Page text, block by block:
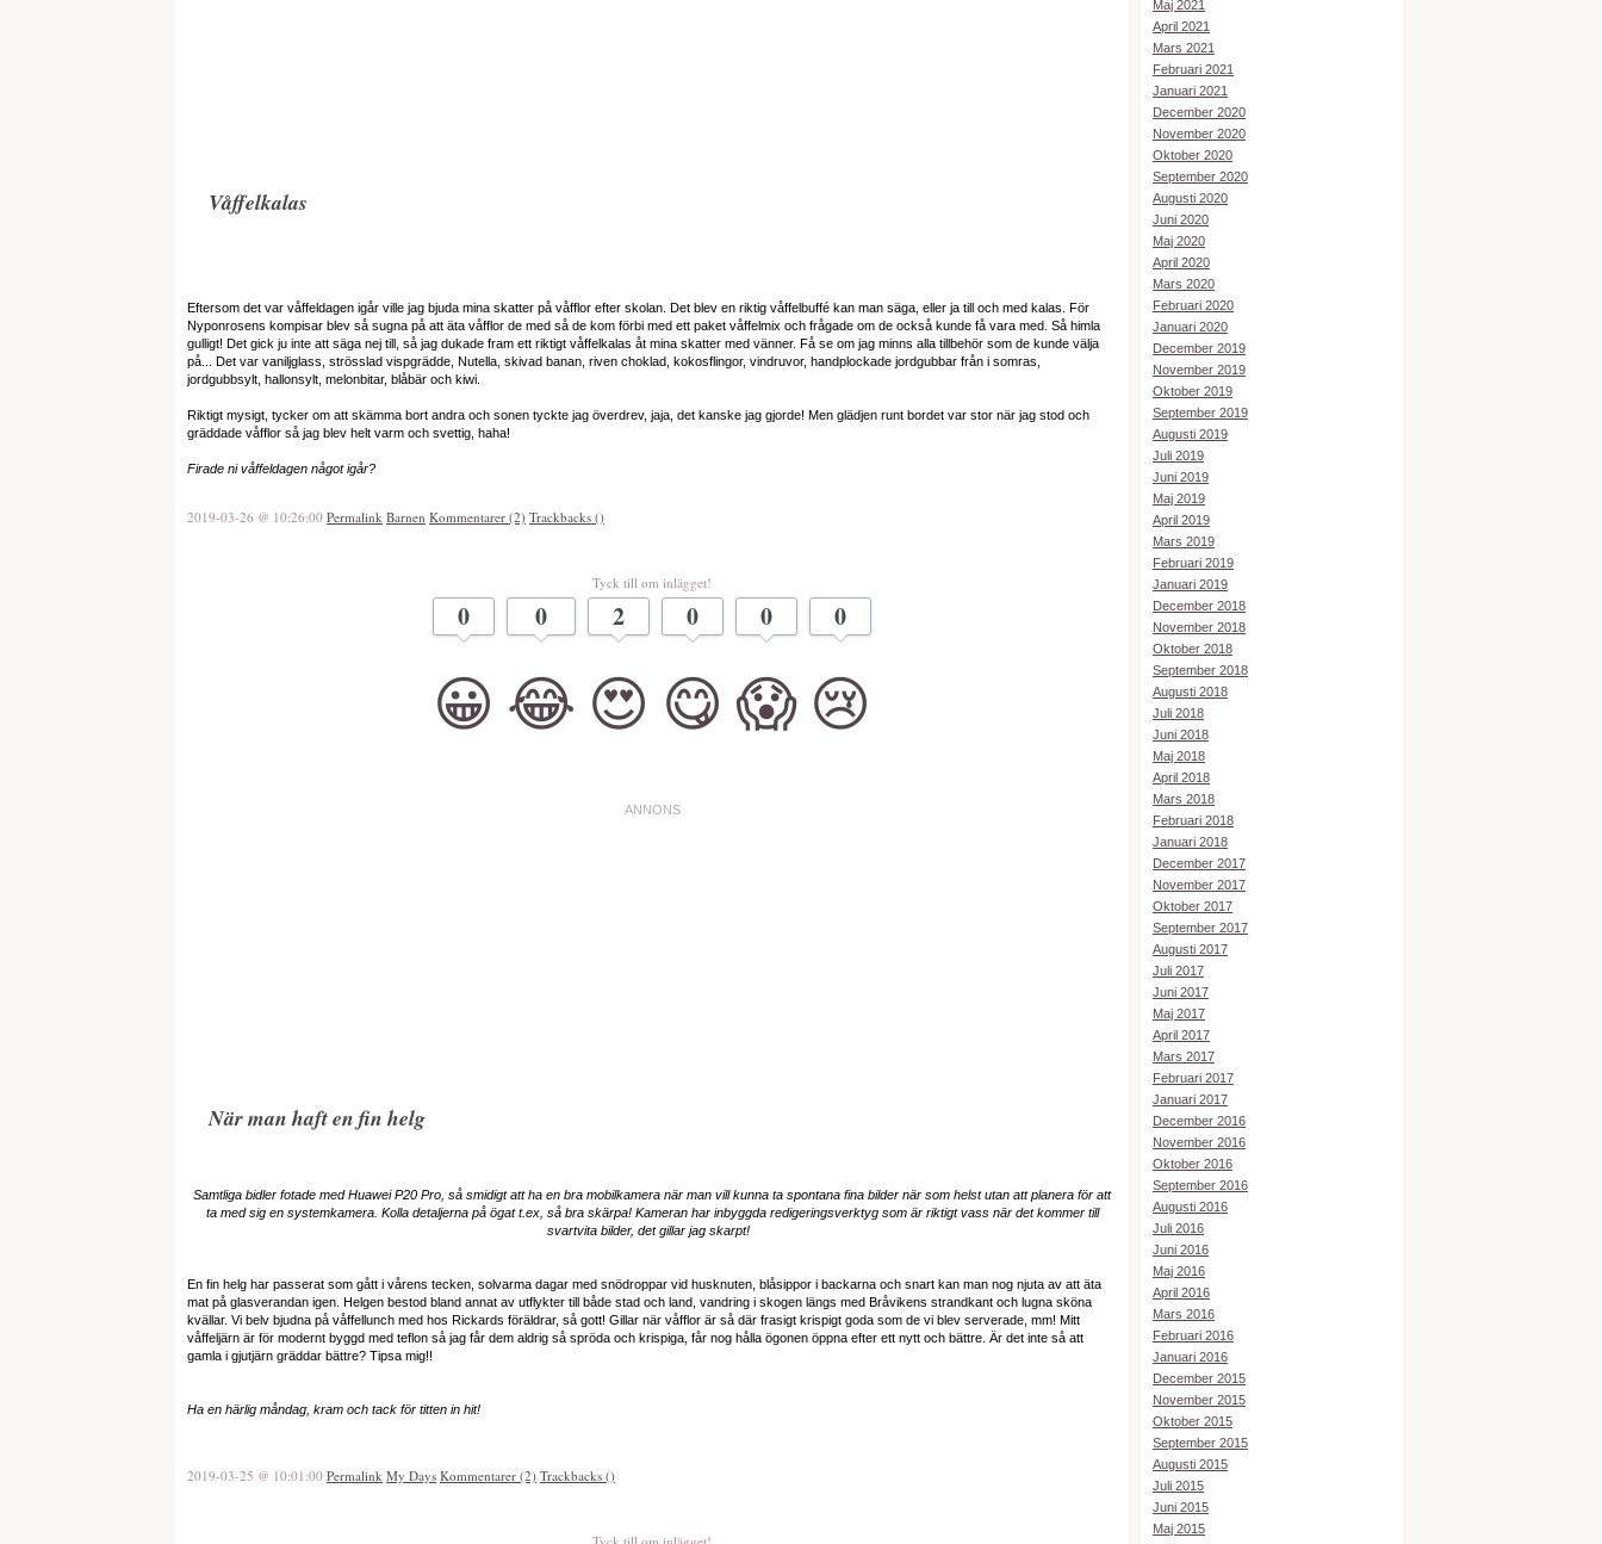
Våffelkalas
Eftersom det var våffeldagen igår ville jag bjuda mina skatter på våfflor efter skolan. Det blev en riktig våffelbuffé kan man säga, eller ja till och med kalas. För
Nyponrosens kompisar blev så sugna på att äta våfflor de med så de kom förbi med ett paket våffelmix och frågade om de också kunde få vara med. Så himla
gulligt! Det gick ju inte att säga nej till, så jag dukade fram ett riktigt våffelkalas åt mina skatter med vänner. Få se om jag minns alla tillbehör som de kunde välja
på... Det var vaniljglass, strösslad vispgrädde, Nutella, skivad banan, riven choklad, kokosflingor, vindruvor, handplockade jordgubbar från i somras,
jordgubbsylt, hallonsylt, melonbitar, blåbär och kiwi.
Riktigt mysigt, tycker om att skämma bort andra och sonen tyckte jag överdrev, jaja, det kanske jag gjorde! Men glädjen runt bordet var stor när jag stod och
gräddade våfflor så jag blev helt varm och svettig, haha!
Firade ni våffeldagen något igår?
2019-03-26 @ 10:26:00 Permalink Barnen Kommentarer (2) Trackbacks ()
Tyck till om inlägget!
0
😀
0
😂
2
😍
0
😋
0
😱
0
😢
När man haft en fin helg
Samtliga bidler fotade med Huawei P20 Pro, så smidigt att ha en bra mobilkamera när man vill kunna ta spontana fina bilder när som helst utan att planera för att
ta med sig en systemkamera. Kolla detaljerna på ögat t.ex, så bra skärpa! Kameran har inbyggda redigeringsverktyg som är riktigt vass när det kommer till
svartvita bilder, det gillar jag skarpt!
En fin helg har passerat som gått i vårens tecken, solvarma dagar med snödroppar vid husknuten, blåsippor i backarna och snart kan man nog njuta av att äta
mat på glasverandan igen. Helgen bestod bland annat av utflykter till både stad och land, vandring i skogen längs med Bråvikens strandkant och lugna sköna
kvällar. Vi belv bjudna på våffellunch med hos Rickards föräldrar, så gott! Gillar när våfflor är så där frasigt krispigt goda som de vi blev serverade, mm! Mitt
våffeljärn är för modernt byggd med teflon så jag får dem aldrig så spröda och krispiga, får nog hålla ögonen öppna efter ett nytt och bättre. Är det inte så att
gamla i gjutjärn gräddar bättre? Tipsa mig!!
Ha en härlig måndag, kram och tack för titten in hit!
2019-03-25 @ 10:01:00 Permalink My Days Kommentarer (2) Trackbacks ()
Maj 2021
April 2021
Mars 2021
Februari 2021
Januari 2021
December 2020
November 2020
Oktober 2020
September 2020
Augusti 2020
Juni 2020
Maj 2020
April 2020
Mars 2020
Februari 2020
Januari 2020
December 2019
November 2019
Oktober 2019
September 2019
Augusti 2019
Juli 2019
Juni 2019
Maj 2019
April 2019
Mars 2019
Februari 2019
Januari 2019
December 2018
November 2018
Oktober 2018
September 2018
Augusti 2018
Juli 2018
Juni 2018
Maj 2018
April 2018
Mars 2018
Februari 2018
Januari 2018
December 2017
November 2017
Oktober 2017
September 2017
Augusti 2017
Juli 2017
Juni 2017
Maj 2017
April 2017
Mars 2017
Februari 2017
Januari 2017
December 2016
November 2016
Oktober 2016
September 2016
Augusti 2016
Juli 2016
Juni 2016
Maj 2016
April 2016
Mars 2016
Februari 2016
Januari 2016
December 2015
November 2015
Oktober 2015
September 2015
Augusti 2015
Juli 2015
Juni 2015
Maj 2015